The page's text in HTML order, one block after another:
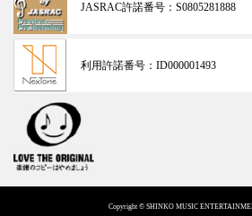
JASRAC許諾番号： S0805281888
利用許諾番号： ID000001493
Copyright © SHINKO MUSIC